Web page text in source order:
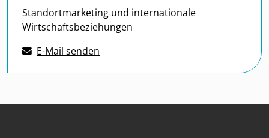
Standortmarketing und internationale
Wirtschaftsbeziehungen
E-Mail senden